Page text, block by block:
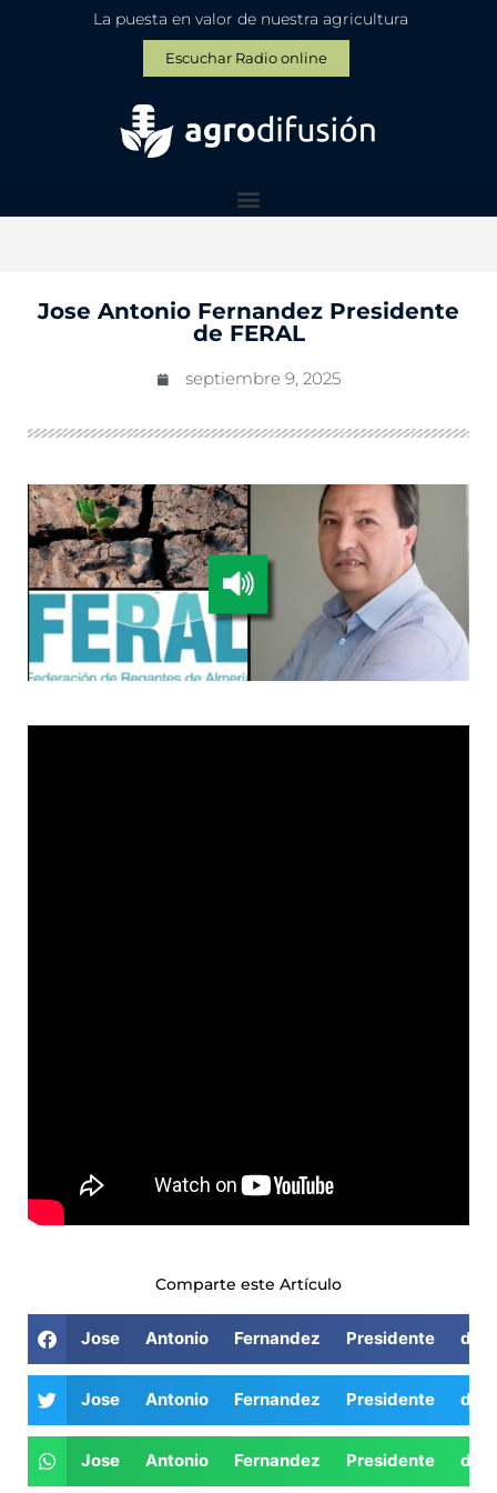
La puesta en valor de nuestra agricultura
Escuchar Radio online
Jose Antonio Fernandez Presidente
de FERAL
septiembre 9, 2025
Comparte este Artículo
Jose Antonio Fernandez Presidente de
Jose Antonio Fernandez Presidente de
Jose Antonio Fernandez Presidente de